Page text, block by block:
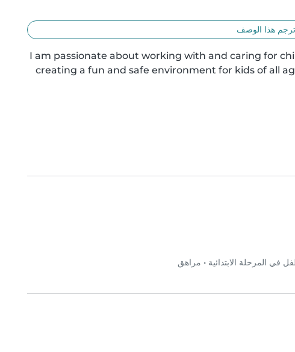
ترجم هذا الوصف
"I am passionate about working with and caring for
creating a fun and safe environment for kids of all
في المرحلة الابتدائية • مراهق